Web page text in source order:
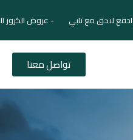
لاحق مع تابي - عروض الكروز
تواصل معنا